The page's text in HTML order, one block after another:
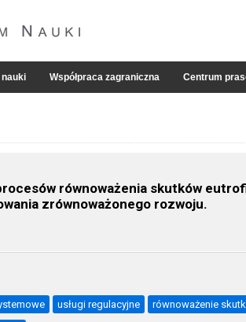
nauki Współpraca zagraniczna Centrum
równoważenia skutków
zrównoważonego rozwoju.
usługi regulacyjne równoważenie